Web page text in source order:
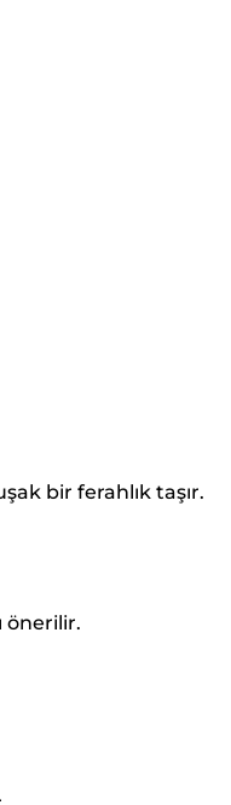
bir ferahlık taşır.
önerilir.